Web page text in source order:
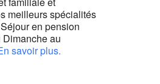
meilleurs spécialités
en pension
au
savoir plus.